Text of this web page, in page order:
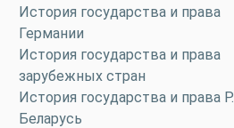
История государства и права
Германии
История государства и права
зарубежных стран
История государства и права Р.
Беларусь